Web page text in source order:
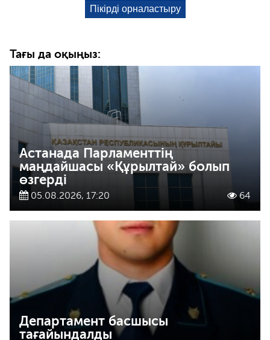
Тағы да оқыңыз:
Астанада Парламенттің
маңдайшасы «Құрылтай» болып
өзгерді
05.08.2026, 17:20 64
Департамент басшысы
тағайындалды